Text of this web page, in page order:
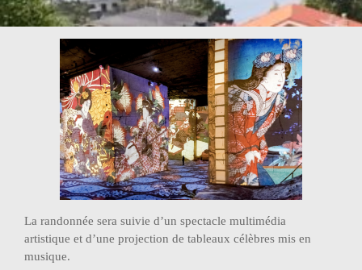
La randonnée sera suivie d’un spectacle multimédia
artistique et d’une projection de tableaux célèbres mis en
musique.